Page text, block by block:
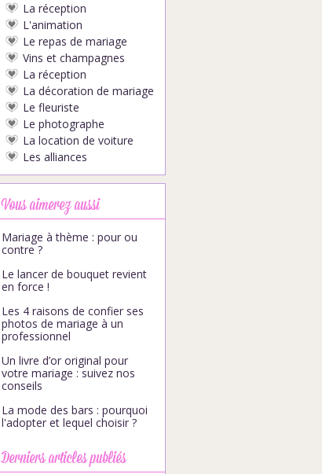
La réception
L'animation
Le repas de mariage
Vins et champagnes
La réception
La décoration de mariage
Le fleuriste
Le photographe
La location de voiture
Les alliances
Vous aimerez aussi
Mariage à thème : pour ou
contre ?
Le lancer de bouquet revient
en force !
Les 4 raisons de confier ses
photos de mariage à un
professionnel
Un livre d’or original pour
votre mariage : suivez nos
conseils
La mode des bars : pourquoi
l'adopter et lequel choisir ?
Derniers articles publiés